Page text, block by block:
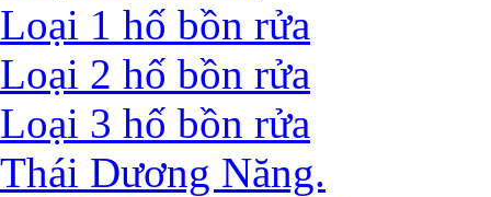
Loại 1 hố bồn rửa
Loại 2 hố bồn rửa
Loại 3 hố bồn rửa
Thái Dương Năng.